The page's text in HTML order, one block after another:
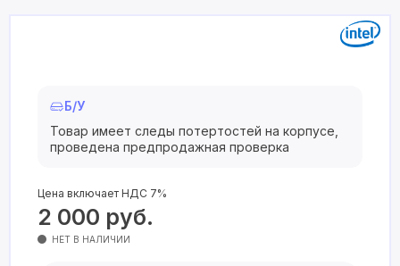
Б/У
Товар имеет следы потертостей на корпусе,
проведена предпродажная проверка
Цена включает НДС 7%
2 000 руб.
НЕТ В НАЛИЧИИ